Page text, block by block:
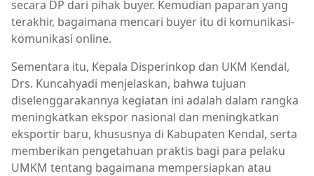
secara DP dari pihak buyer. Kemudian paparan yang
terakhir, bagaimana mencari buyer itu di komunikasi-
komunikasi online.
Sementara itu, Kepala Disperinkop dan UKM Kendal,
Drs. Kuncahyadi menjelaskan, bahwa tujuan
diselenggarakannya kegiatan ini adalah dalam rangka
meningkatkan ekspor nasional dan meningkatkan
eksportir baru, khususnya di Kabupaten Kendal, serta
memberikan pengetahuan praktis bagi para pelaku
UMKM tentang bagaimana mempersiapkan atau